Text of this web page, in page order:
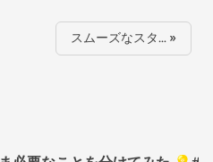
スムーズなスタ… »